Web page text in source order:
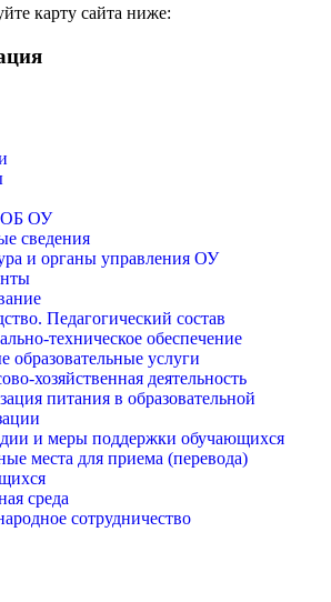
карту сайта ниже:
ОУ
сведения
и органы управления ОУ
Педагогический состав
техническое обеспечение
образовательные услуги
хозяйственная деятельность
питания в образовательной
и меры поддержки обучающихся
места для приема (перевода)
среда
сотрудничество